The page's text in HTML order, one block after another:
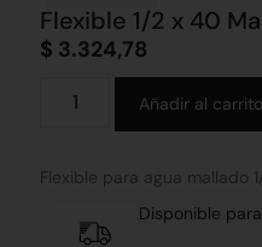
Flexible 1/2 x 40
$ 3.324,78
Añadir al carrito
Flexible para agua mallado
Disponible para